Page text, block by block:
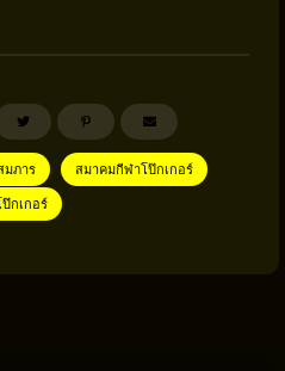
มภาร สมาคมกีฬาโป๊กเกอร์
ป๊กเกอร์